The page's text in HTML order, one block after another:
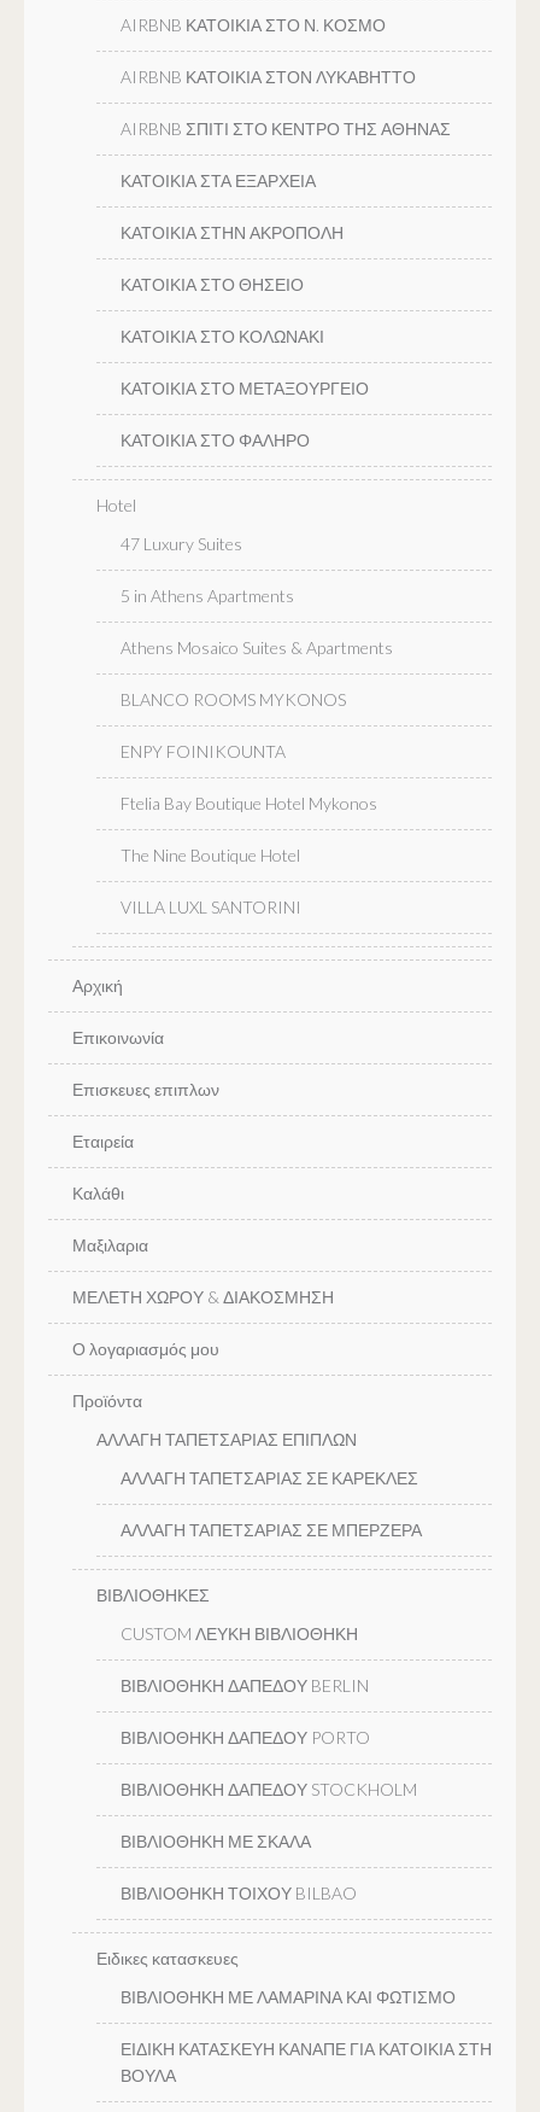
AIRBNB ΚΑΤΟΙΚΙΑ ΣΤΟ Ν. ΚΟΣΜΟ
AIRBNB ΚΑΤΟΙΚΙΑ ΣΤΟΝ ΛΥΚΑΒΗΤΤΟ
AIRBNB ΣΠΙΤΙ ΣΤΟ ΚΕΝΤΡΟ ΤΗΣ ΑΘΗΝΑΣ
ΚΑΤΟΙΚΙΑ ΣΤΑ ΕΞΑΡΧΕΙΑ
ΚΑΤΟΙΚΙΑ ΣΤΗΝ ΑΚΡΟΠΟΛΗ
ΚΑΤΟΙΚΙΑ ΣΤΟ ΘΗΣΕΙΟ
ΚΑΤΟΙΚΙΑ ΣΤΟ ΚΟΛΩΝΑΚΙ
ΚΑΤΟΙΚΙΑ ΣΤΟ ΜΕΤΑΞΟΥΡΓΕΙΟ
ΚΑΤΟΙΚΙΑ ΣΤΟ ΦΑΛΗΡΟ
Hotel
47 Luxury Suites
5 in Athens Apartments
Athens Mosaico Suites & Apartments
BLANCO ROOMS MYKONOS
ENPY FOINIKOUNTA
Ftelia Bay Boutique Hotel Mykonos
The Nine Boutique Hotel
VILLA LUXL SANTORINI
Αρχική
Επικοινωνία
Επισκευες επιπλων
Εταιρεία
Καλάθι
Μαξιλαρια
ΜΕΛΕΤΗ ΧΩΡΟΥ & ΔΙΑΚΟΣΜΗΣΗ
Ο λογαριασμός μου
Προϊόντα
ΑΛΛΑΓΗ ΤΑΠΕΤΣΑΡΙΑΣ ΕΠΙΠΛΩΝ
ΑΛΛΑΓΗ ΤΑΠΕΤΣΑΡΙΑΣ ΣΕ ΚΑΡΕΚΛΕΣ
ΑΛΛΑΓΗ ΤΑΠΕΤΣΑΡΙΑΣ ΣΕ ΜΠΕΡΖΕΡΑ
ΒΙΒΛΙΟΘΗΚΕΣ
CUSTOM ΛΕΥΚΗ ΒΙΒΛΙΟΘΗΚΗ
ΒΙΒΛΙΟΘΗΚΗ ΔΑΠΕΔΟΥ BERLIN
ΒΙΒΛΙΟΘΗΚΗ ΔΑΠΕΔΟΥ PORTO
ΒΙΒΛΙΟΘΗΚΗ ΔΑΠΕΔΟΥ STOCKHOLM
ΒΙΒΛΙΟΘΗΚΗ ΜΕ ΣΚΑΛΑ
ΒΙΒΛΙΟΘΗΚΗ ΤΟΙΧΟΥ BILBAO
Ειδικες κατασκευες
ΒΙΒΛΙΟΘΗΚΗ ΜΕ ΛΑΜΑΡΙΝΑ ΚΑΙ ΦΩΤΙΣΜΟ
ΕΙΔΙΚΗ ΚΑΤΑΣΚΕΥΗ ΚΑΝΑΠΕ ΓΙΑ ΚΑΤΟΙΚΙΑ ΣΤΗ
ΒΟΥΛΑ